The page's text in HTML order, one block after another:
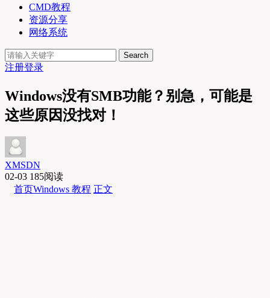
CMD教程
资源分享
网络系统
Search
注册登录
Windows没有SMB功能？别急，可能是
这些原因没找对！
XMSDN
02-03 185阅读
首页Windows 教程 正文